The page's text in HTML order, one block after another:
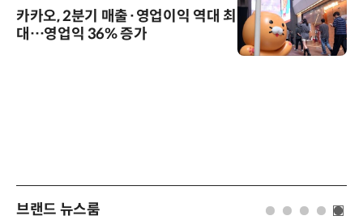
카카오, 2분기 매출·영업이익 역대 최
대…영업익 36% 증가
브랜드 뉴스룸